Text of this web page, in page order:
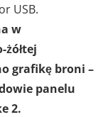
USB.
w
grafikę broni –
panelu
2.